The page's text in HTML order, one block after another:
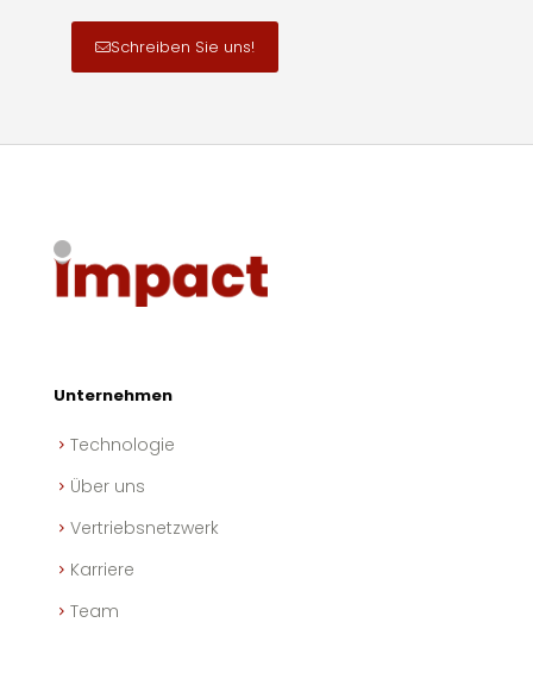
Schreiben Sie uns!
Unternehmen
Technologie
Über uns
Vertriebsnetzwerk
Karriere
Team